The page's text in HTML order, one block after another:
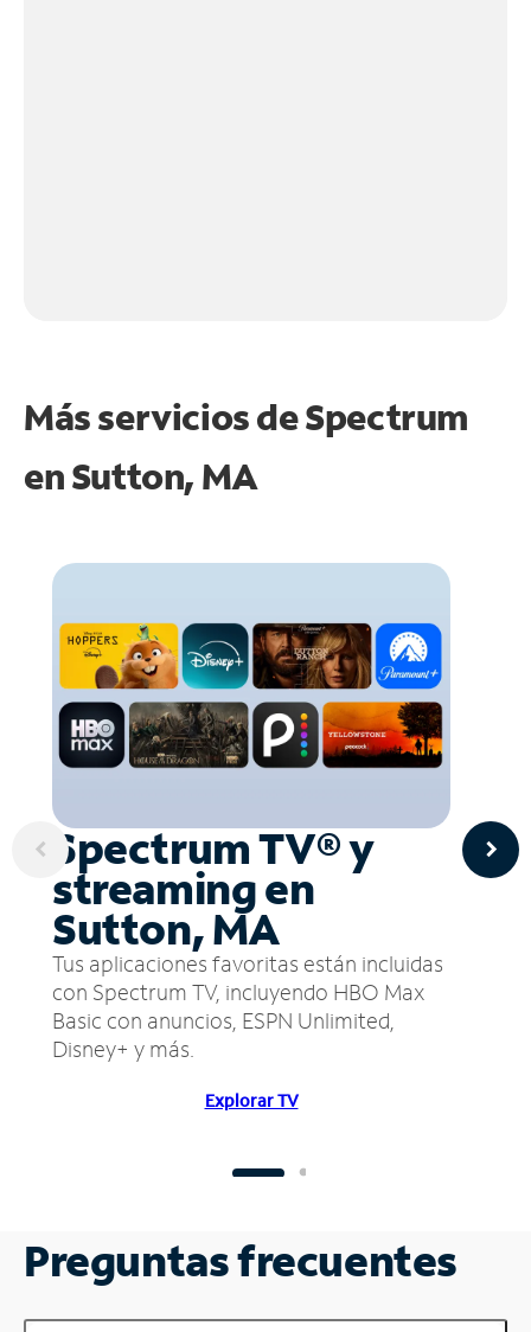
Más servicios de Spectrum
enSutton, MA
Spectrum TV® y
streaming en
Sutton, MA
Tus aplicaciones favoritas están incluidas
con Spectrum TV, incluyendo HBO Max
Basic con anuncios, ESPN Unlimited,
Disney+ y más.
Explorar TV
Preguntas frecuentes